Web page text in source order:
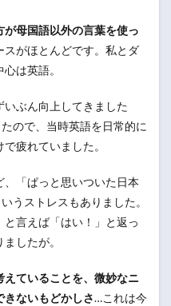
が母国語以外の言葉を使っ
スがほとんどです。私とダ
は英語。
ぶん向上してきました
ので、当時英語を日常的に
疲れていました。
「ぱっと思いついた日本
うストレスもありました。
言えば「はい！」と返っ
したが。
ていることを、微妙なニ
きないもどかしさ…これは今